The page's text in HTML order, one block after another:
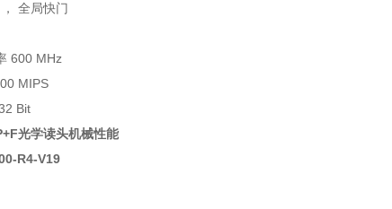
全局快门
600 MHz
MIPS
Bit
光学读头机械性能
R4-V19